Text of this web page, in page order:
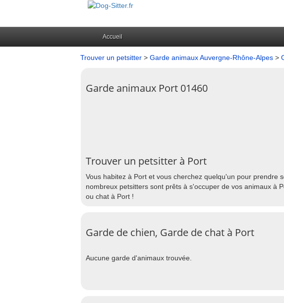
Accueil
Trouver un petsitter > Garde animaux Auvergne-Rhône-Alpes >
Garde animaux Port 01460
Trouver un petsitter à Port
Vous habitez à Port et vous cherchez quelqu'un pour prendre
nombreux petsitters sont prêts à s'occuper de vos animaux à
ou chat à Port !
Garde de chien, Garde de chat à Port
Aucune garde d'animaux trouvée.